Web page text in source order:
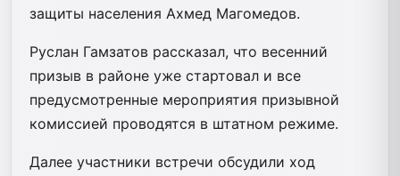
защиты населения Ахмед Магомедов.
Руслан Гамзатов рассказал, что весенний
призыв в районе уже стартовал и все
предусмотренные мероприятия призывной
комиссией проводятся в штатном режиме.
Далее участники встречи обсудили ход